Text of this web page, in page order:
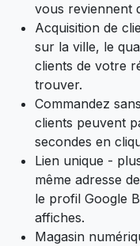
vous reviennent
Acquisition de
sur la ville, le
clients de votre
trouver.
Commandez
clients peuvent
secondes en
Lien unique -
même adresse
le profil Google
affiches.
Magasin